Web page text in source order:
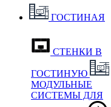
ГОСТИНАЯ
СТЕНКИ В
ГОСТИНУЮ
МОДУЛЬНЫЕ
СИСТЕМЫ ДЛЯ